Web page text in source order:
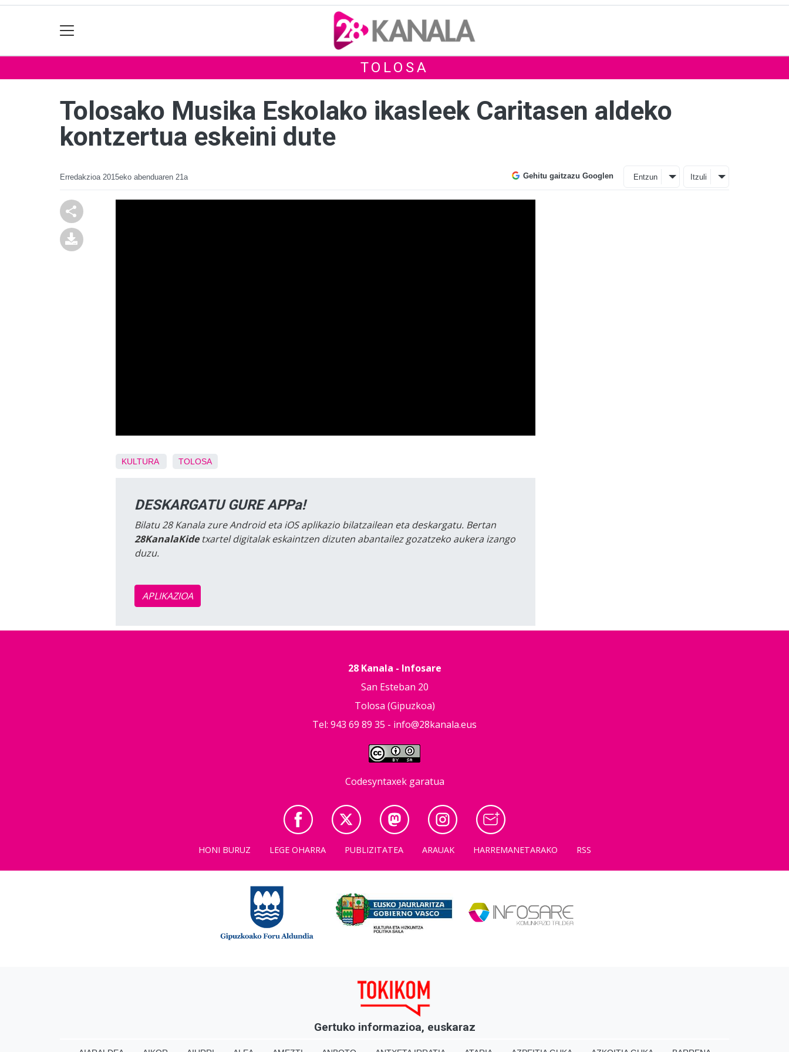
TOLOSA
Tolosako Musika Eskolako ikasleek Caritasen aldeko
kontzertua eskeini dute
Erredakzioa 2015eko abenduaren 21a Gehitu gaitzazu Googlen Entzun Itzuli
KULTURA TOLOSA
DESKARGATU GURE APPa!
Bilatu 28 Kanala zure Android eta iOS aplikazio bilatzailean eta deskargatu. Bertan
28KanalaKidetxartel digitalak eskaintzen dizuten abantailez gozatzeko aukera izango
duzu.
APLIKAZIOA
28 Kanala - Infosare
San Esteban 20
Tolosa (Gipuzkoa)
Tel: 943 69 89 35 - info@28kanala.eus
Codesyntaxek garatua
HONI BURUZ LEGE OHARRA PUBLIZITATEA ARAUAK HARREMANETARAKO RSS
Gertuko informazioa, euskaraz